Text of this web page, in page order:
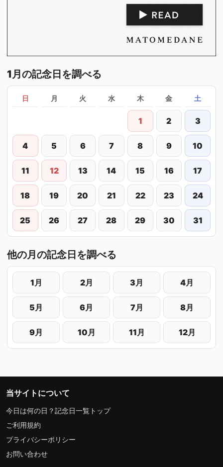
1月の記念日を調べる
日 月 火 水 木 金 土
1 2 3
4 5 6 7 8 9 10
11 12 13 14 15 16 17
18 19 20 21 22 23 24
25 26 27 28 29 30 31
他の月の記念日を調べる
1月 2月 3月 4月
5月 6月 7月 8月
9月 10月 11月 12月
当サイトについて
今日は何の日？記念日一覧トップ
ご利用規約
プライバシーポリシー
お問い合わせ